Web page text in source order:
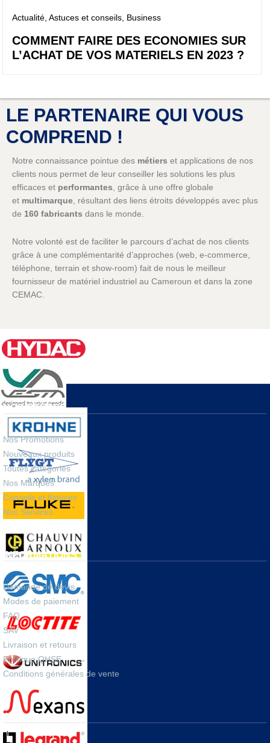
Actualité , Astuces et conseils , Business
COMMENT FAIRE DES ECONOMIES SUR
L’ACHAT DE VOS MATERIELS EN 2023 ?
LE PARTENAIRE QUI VOUS
COMPREND !
Notre connaissance pointue des métiers et applications de nos
clients nous permet de leur conseiller les solutions les plus
efficaces et performantes , grâce à une offre globale
et multimarque , résultant des liens étroits développés avec plus
de 160 fabricants dans le monde.
Notre volonté est de faciliter le parcours d’achat de nos clients
grâce à une complémentarité d’approches (web, e-commerce,
téléphone, terrain et show-room) fait de nous le meilleur
fournisseur de matériel industriel au Cameroun et dans la zone
CEMAC.
séminaires en ligne, démonstrations à distance,
NOS OFFRES
Nos Promotions
Nouveaux produits
Toutes catégories
Nos Marques
Conseils et Astuces
Nos Services
INFORMATIONS
Demande de devis
Modes de paiement
FAQ
SAV
Livraison et retours
Politique QHSE
Conditions générales de vente
A PROPOS